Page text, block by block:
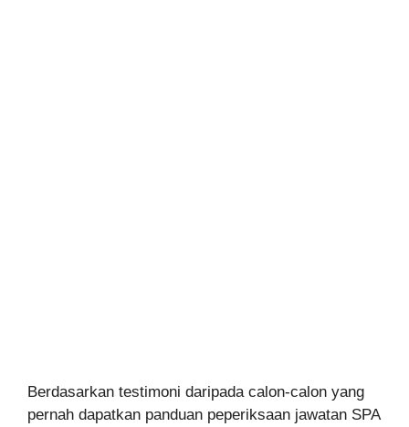
Berdasarkan testimoni daripada calon-calon yang
pernah dapatkan panduan peperiksaan jawatan SPA